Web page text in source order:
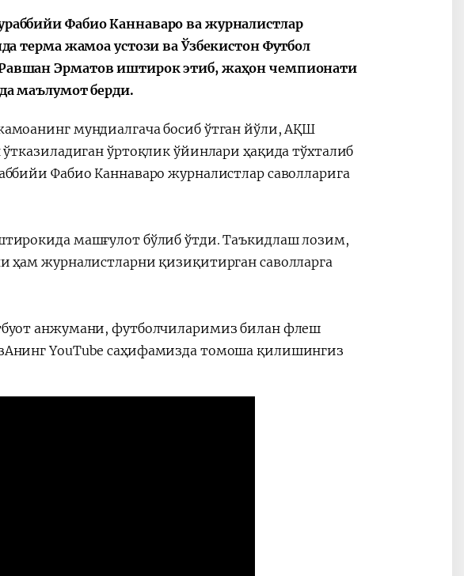
Фабио Каннаваро ва журналистлар
терма жамоа устози ва Ўзбекистон Футбол
Эрматов иштирок этиб, жаҳон чемпионати
маълумот берди.
мундиалгача босиб ўтган йўли, АҚШ
ўртоқлик ўйинлари ҳақида тўхталиб
Фабио Каннаваро журналистлар саволларига
машғулот бўлиб ўтди. Таъкидлаш лозим,
ҳам журналистларни қизиқитирган саволларга
анжумани, футболчиларимиз билан флеш
YouTube саҳифамизда томоша қилишингиз